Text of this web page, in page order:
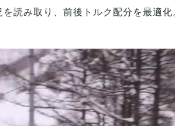
読み取り、前後トルク配分を最適